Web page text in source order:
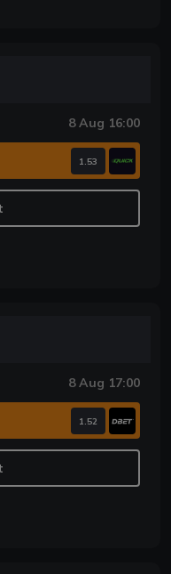
8 Aug 16:00
1.53
8 Aug 17:00
1.52